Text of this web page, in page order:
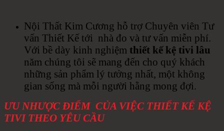
Nội Thất Kim Cương hỗ trợ Chuyên viên Tư
vấn Thiết Kế tới nhà đo và tư vấn miễn phí.
Với bề dày kinh nghiệm thiết kế kệ tivi lâu
năm chúng tôi sẽ mang đến cho quý khách
những sản phẩm lý tưởng nhất, một không
gian sống mà mỗi người hằng mong đợi.
ƯU NHƯỢC ĐIỂM CỦA VIỆC THIẾT KẾ KỆ
TIVI THEO YÊU CẦU